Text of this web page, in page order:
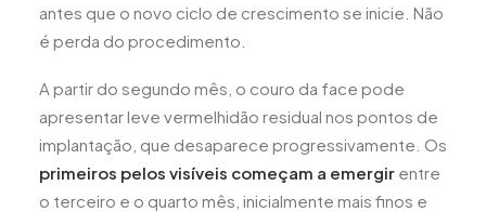
antes que o novo ciclo de crescimento se inicie. Não
é perda do procedimento.
A partir do segundo mês, o couro da face pode
apresentar leve vermelhidão residual nos pontos de
implantação, que desaparece progressivamente. Os
primeiros pelos visíveis começam a emergir entre
o terceiro e o quarto mês, inicialmente mais finos e